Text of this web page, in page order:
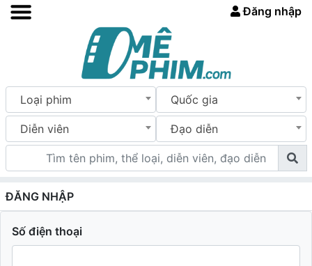
Đăng nhập
Loại phim Quốc gia
Diễn viên Đạo diễn
ĐĂNG NHẬP
Số điện thoại